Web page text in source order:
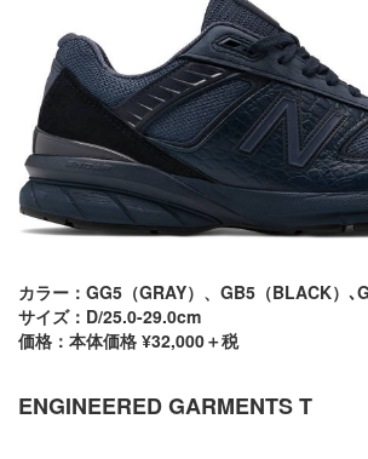
カラー：GG5（GRAY）、GB5（BLACK）､
サイズ：D/25.0-29.0cm
価格：本体価格 ¥32,000＋税
ENGINEERED GARMENTS T